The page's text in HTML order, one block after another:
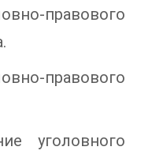
правового
правового
уголовного